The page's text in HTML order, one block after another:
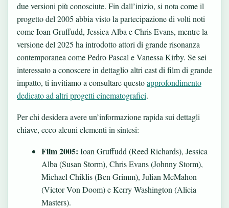
due versioni più conosciute. Fin dall’inizio, si nota come il
progetto del 2005 abbia visto la partecipazione di volti noti
come Ioan Gruffudd, Jessica Alba e Chris Evans, mentre la
versione del 2025 ha introdotto attori di grande risonanza
contemporanea come Pedro Pascal e Vanessa Kirby. Se sei
interessato a conoscere in dettaglio altri cast di film di grande
impatto, ti invitiamo a consultare questoapprofondimento
dedicato ad altri progetti cinematografici.
Per chi desidera avere un’informazione rapida sui dettagli
chiave, ecco alcuni elementi in sintesi:
Film 2005: Ioan Gruffudd (Reed Richards), Jessica
Alba (Susan Storm), Chris Evans (Johnny Storm),
Michael Chiklis (Ben Grimm), Julian McMahon
(Victor Von Doom) e Kerry Washington (Alicia
Masters).